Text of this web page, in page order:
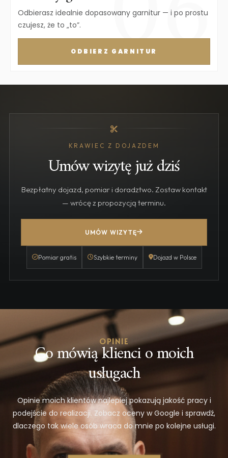
Odbierasz idealnie dopasowany garnitur — i po prostu
czujesz, że to „to”.
ODBIERZ GARNITUR
KRAWIEC Z DOJAZDEM
Umów wizytęjuż dziś
Bezpłatny dojazd, pomiar i doradztwo. Zostaw kontakt
— wrócę z propozycją terminu.
UMÓW WIZYTĘ
Pomiar gratis Szybkie terminy Dojazd w Polsce
OPINIE
Co mówią klienci o moich
usługach
Opinie moich klientów najlepiej pokazują jakość pracy i
podejście do realizacji. Zobacz oceny w Google i sprawdź,
dlaczego tak wiele osób wraca do mnie po kolejne usługi.